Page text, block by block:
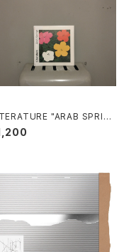
"ARAB SPRIN